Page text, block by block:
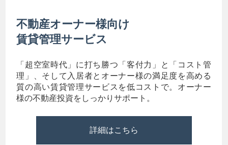
不動産オーナー様向け
賃貸管理サービス
「超空室時代」に打ち勝つ「客付力」と「コスト管
理」、そして入居者とオーナー様の満足度を高める
質の高い賃貸管理サービスを低コストで。オーナー
様の不動産投資をしっかりサポート。
詳細はこちら